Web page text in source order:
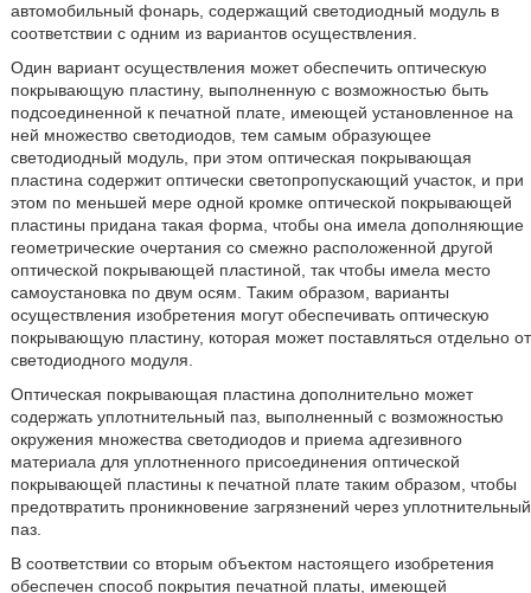
автомобильный фонарь, содержащий светодиодный модуль в
соответствии с одним из вариантов осуществления.
Один вариант осуществления может обеспечить оптическую
покрывающую пластину, выполненную с возможностью быть
подсоединенной к печатной плате, имеющей установленное на
ней множество светодиодов, тем самым образующее
светодиодный модуль, при этом оптическая покрывающая
пластина содержит оптически светопропускающий участок, и при
этом по меньшей мере одной кромке оптической покрывающей
пластины придана такая форма, чтобы она имела дополняющие
геометрические очертания со смежно расположенной другой
оптической покрывающей пластиной, так чтобы имела место
самоустановка по двум осям. Таким образом, варианты
осуществления изобретения могут обеспечивать оптическую
покрывающую пластину, которая может поставляться отдельно от
светодиодного модуля.
Оптическая покрывающая пластина дополнительно может
содержать уплотнительный паз, выполненный с возможностью
окружения множества светодиодов и приема адгезивного
материала для уплотненного присоединения оптической
покрывающей пластины к печатной плате таким образом, чтобы
предотвратить проникновение загрязнений через уплотнительный
паз.
В соответствии со вторым объектом настоящего изобретения
обеспечен способ покрытия печатной платы, имеющей